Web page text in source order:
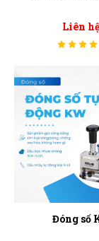
Liên hệ
Đóng số